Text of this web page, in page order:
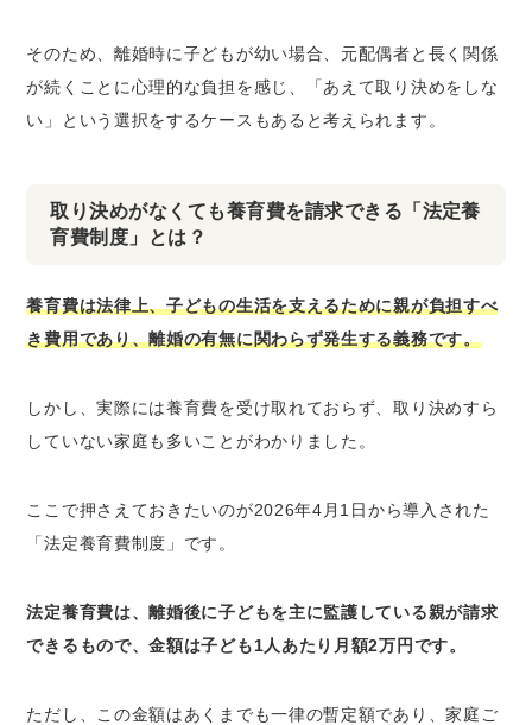
そのため、離婚時に子どもが幼い場合、元配偶者と長く関係
が続くことに心理的な負担を感じ、「あえて取り決めをしな
い」という選択をするケースもあると考えられます。
取り決めがなくても養育費を請求できる「法定養
育費制度」とは？
養育費は法律上、子どもの生活を支えるために親が負担すべ
き費用であり、離婚の有無に関わらず発生する義務です。
しかし、実際には養育費を受け取れておらず、取り決めすら
していない家庭も多いことがわかりました。
ここで押さえておきたいのが2026年4月1日から導入された
「法定養育費制度」です。
法定養育費は、離婚後に子どもを主に監護している親が請求
できるもので、金額は子ども1人あたり月額2万円です。
ただし、この金額はあくまでも一律の暫定額であり、家庭ご